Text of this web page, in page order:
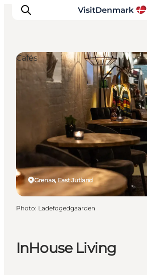
Inspirations
Destinations
Quoi faire
Hébergements
Planifiez votre voyage
InHouse Living
Grenaa, East Jutland
Cafés
Photo: Ladefogedgaarden